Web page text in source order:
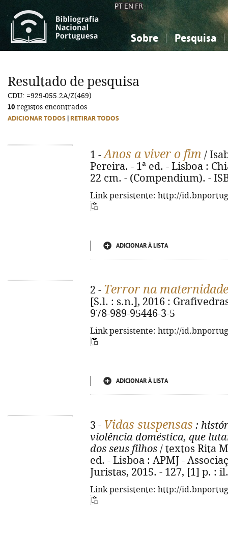
PT EN FR
Sobre Pesquisa
Ciências sociais...
Ciências sociais...
Resultado de pesquisa
CDU: =929-055.2A/Z(469)
10 registos encontrados
ADICIONAR TODOS RETIRAR TODOS
1 -Anos a viver o fim /
Pereira. - 1ª ed. - Lisboa :
22 cm. - (Compendium). -
Link persistente: http://
ADICIONAR À LISTA
2 - Terror na maternidade
[S.l. : s.n.], 2016 :
978-989-95446-3-5
Link persistente: http://
ADICIONAR À LISTA
3 - Vidas suspensas :
violência doméstica, que
dos seus filhos / textos Rita
ed. - Lisboa : APMJ -
Juristas, 2015. - 127, [1] p. :
Link persistente: http://